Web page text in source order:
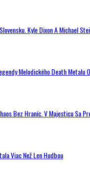
Kyle Dixon A Michael
Melodického Death
Bez Hraníc. V Majesticu Sa
Viac Než Len Hudbou